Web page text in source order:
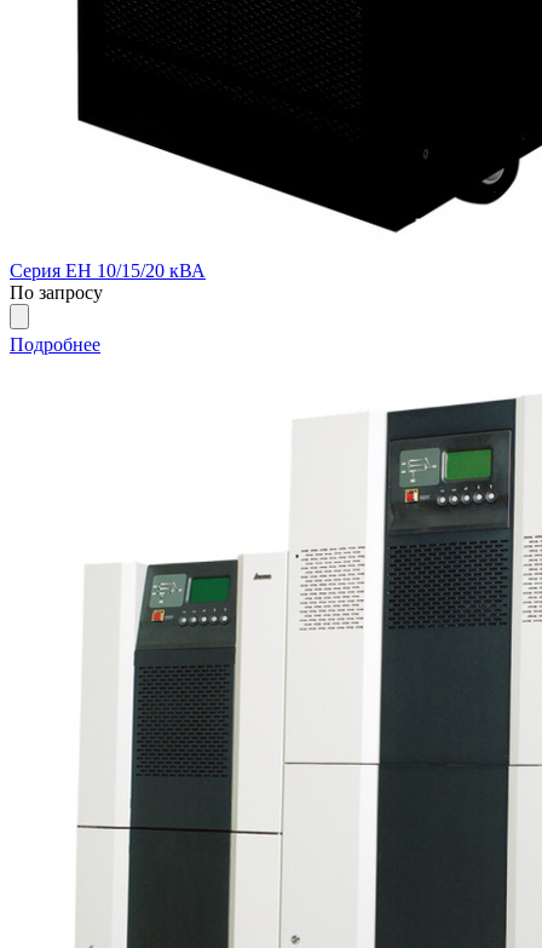
Серия EH 10/15/20 кВА
По запросу
Подробнее